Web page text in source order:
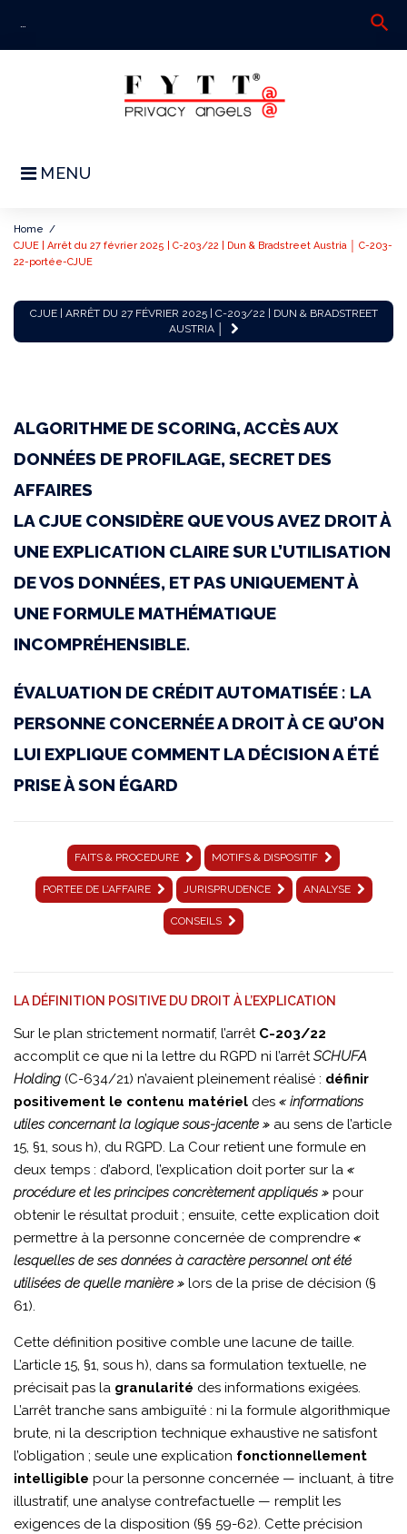
content
search
MENU
Home /
CJUE | Arrêt du 27 février 2025 | C-203/22 | Dun & Bradstreet Austria │ C-203-
22-portée-CJUE
CJUE
|
27
février
2025
|
C-
203/22
&
Bradstreet
Austria
│
22-
CJUE | ARRÊT DU 27 FÉVRIER 2025 | C-203/22 | DUN & BRADSTREET
AUSTRIA │
ALGORITHME DE SCORING, ACCÈS AUX
DONNÉES DE PROFILAGE, SECRET DES
AFFAIRES
LA CJUE CONSIDÈRE QUE VOUS AVEZ DROIT À
UNE EXPLICATION CLAIRE SUR L’UTILISATION
DE VOS DONNÉES, ET PAS UNIQUEMENT À
UNE FORMULE MATHÉMATIQUE
INCOMPRÉHENSIBLE.
ÉVALUATION DE CRÉDIT AUTOMATISÉE : LA
PERSONNE CONCERNÉE A DROIT À CE QU’ON
LUI EXPLIQUE COMMENT LA DÉCISION A ÉTÉ
PRISE À SON ÉGARD
FAITS & PROCEDURE MOTIFS & DISPOSITIF
PORTEE DE L’AFFAIRE JURISPRUDENCE ANALYSE
CONSEILS
LA DÉFINITION POSITIVE DU DROIT À L’EXPLICATION
Sur le plan strictement normatif, l’arrêt C-203/22
accomplit ce que ni la lettre du RGPD ni l’arrêtSCHUFA
Holding (C-634/21) n’avaient pleinement réalisé : définir
positivement le contenu matériel des « informations
utiles concernant la logique sous-jacente » au sens de l’article
15, §1, sous h), du RGPD. La Cour retient une formule en
deux temps : d’abord, l’explication doit porter sur la «
procédure et les principes concrètement appliqués » pour
obtenir le résultat produit ; ensuite, cette explication doit
permettre à la personne concernée de comprendre «
lesquelles de ses données à caractère personnel ont été
utilisées de quelle manière » lors de la prise de décision (§
61).
Cette définition positive comble une lacune de taille.
L’article 15, §1, sous h), dans sa formulation textuelle, ne
précisait pas la granularité des informations exigées.
L’arrêt tranche sans ambiguïté : ni la formule algorithmique
brute, ni la description technique exhaustive ne satisfont
l’obligation ; seule une explication fonctionnellement
intelligible pour la personne concernée — incluant, à titre
illustratif, une analyse contrefactuelle — remplit les
exigences de la disposition (§§ 59-62). Cette précision